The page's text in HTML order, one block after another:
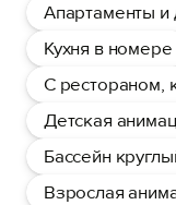
Апартаменты и
Кухня в номере
С рестораном,
Детская
Бассейн
Взрослая